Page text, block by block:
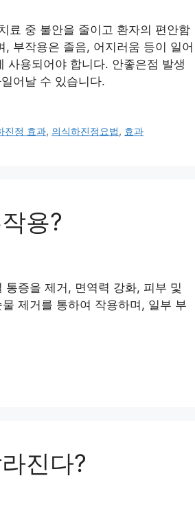
료 중 불안을 줄이고 환자의 편안함
부작용은 졸음, 어지러움 등이 일어
사용되어야 합니다. 안좋은점 발생
어날 수 있습니다.
진정 효과, 의식하진정요법, 효과
용?
증을 제거, 면역력 강화, 피부 및
제거를 통하여 작용하며, 일부 부
진다?